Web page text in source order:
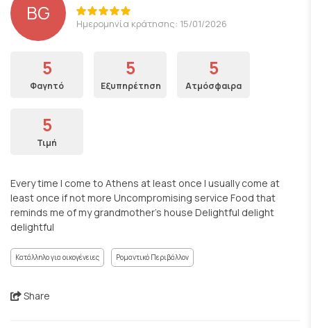
BG Ημερομηνία κράτησης: 15/01/2026
5
Φαγητό
5
Εξυπηρέτηση
5
Ατμόσφαιρα
5
Τιμή
Every time I come to Athens at least once I usually come at
least once if not more Uncompromising service Food that
reminds me of my grandmother's house Delightful delight
delightful
Κατάλληλο για οικογένειες Ρομαντικό Περιβάλλον
Share